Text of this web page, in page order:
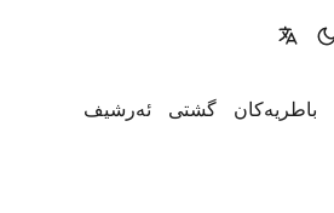
باطریەکان گشتی ئەرشیف